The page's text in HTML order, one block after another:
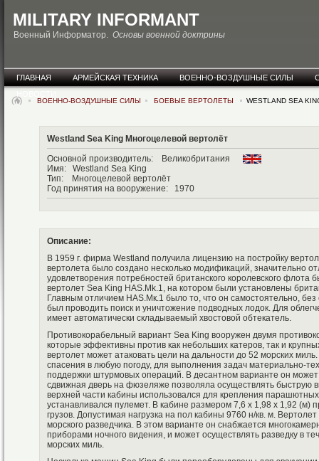
MILITARY INFORMANT
Военный Информатор. Основы военной доктрины
ГЛАВНАЯ АРМЕЙСКАЯ ТЕХНИКА ВОЕННО-ВОЗДУШНЫЕ СИЛЫ
ВОЕННО-ВОЗДУШНЫЕ СИЛЫ БОЕВЫЕ ВЕРТОЛЕТЫ WESTLAND SEA
Westland Sea King Многоцелевой вертолёт
Основной производитель: Великобритания
Имя: Westland Sea King
Тип: Многоцелевой вертолёт
Год принятия на вооружение: 1970
Описание:
В 1959 г. фирма Westland получила лицензию на постройку
вертолета было создано несколько модификаций, значительно
удовлетворения потребностей британского королевского
вертолет Sea King HAS.Mk.1, на котором были установлены
Главным отличием НАS.Мк.1 было то, что он самостоятельно,
был проводить поиск и уничтожение подводных лодок. Для
имеет автоматически складываемый хвостовой обтекатель.
Противокорабельный вариант Sea King вооружен двумя
которые эффективны против как небольших катеров, так и
вертолет может атаковать цели на дальности до 52 морских
спасения в любую погоду, для выполнения задач материально-
поддержки штурмовых операций. В десантном варианте он
сдвижная дверь на фюзеляже позволяла осуществлять быструю
верхней части кабины использовался для крепления
устанавливался пулемет. В кабине размером 7,6 х 1,98 х 1,92 (м)
грузов. Допустимая нагрузка на пол кабины 9760 н/кв. м.
морского разведчика. В этом варианте он снабжается
приборами ночного видения, и может осуществлять разведку в
морских миль.